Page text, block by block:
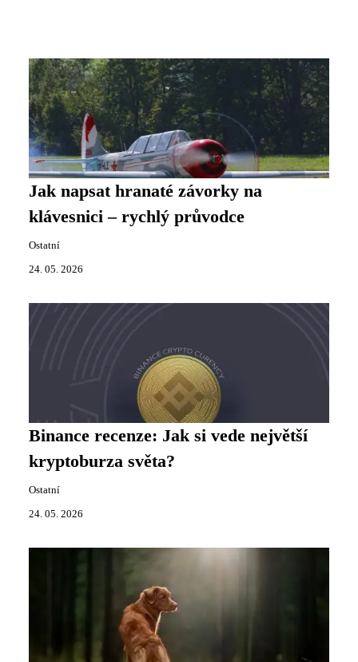
Jak napsat hranaté závorky na
klávesnici – rychlý průvodce
Ostatní
24. 05. 2026
Binance recenze: Jak si vede největší
kryptoburza světa?
Ostatní
24. 05. 2026